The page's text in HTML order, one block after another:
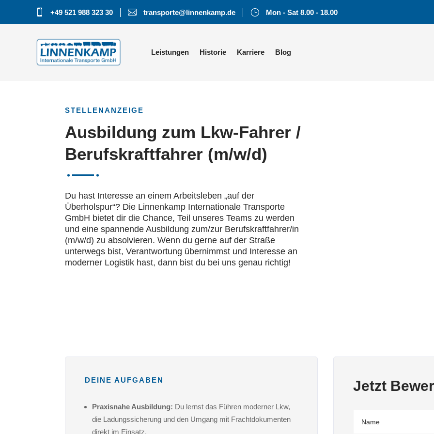
 +49 521 988 323 30  transporte@linnenkamp.de } Mon - Sat 8.00 - 18.00
Leistungen Historie Karriere Blog
STELLENANZEIGE
Ausbildung zum Lkw-Fahrer /
Berufskraftfahrer (m/w/d)
Du hast Interesse an einem Arbeitsleben „auf der
Überholspur“? Die Linnenkamp Internationale Transporte
GmbH bietet dir die Chance, Teil unseres Teams zu werden
und eine spannende Ausbildung zum/zur Berufskraftfahrer/in
(m/w/d) zu absolvieren. Wenn du gerne auf der Straße
unterwegs bist, Verantwortung übernimmst und Interesse an
moderner Logistik hast, dann bist du bei uns genau richtig!
DEINE AUFGABEN
Praxisnahe Ausbildung: Du lernst das Führen moderner Lkw,
die Ladungssicherung und den Umgang mit Frachtdokumenten
direkt im Einsatz.
Jetzt